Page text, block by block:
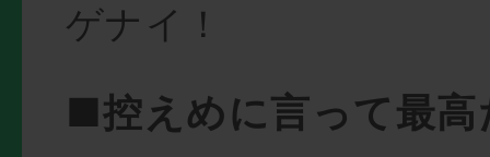
ゲナイ！
■控えめに言って最